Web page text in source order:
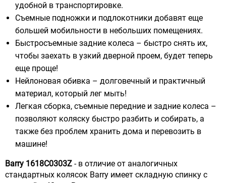
удобной в транспортировке.
Съемные подножки и подлокотники добавят еще
большей мобильности в небольших помещениях.
Быстросъемные задние колеса – быстро снять их,
чтобы заехать в узкий дверной проем, будет теперь
еще проще!
Нейлоновая обивка – долговечный и практичный
материал, который лег мыть!
Легкая сборка, съемные передние и задние колеса –
позволяют коляску быстро разбить и собирать, а
также без проблем хранить дома и перевозить в
машине!
Barry 1618С0303Z - в отличие от аналогичных
стандартных колясок Barry имеет складную спинку с